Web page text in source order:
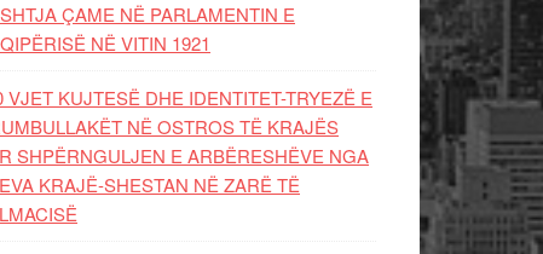
ÇAME NË PARLAMENTIN E
NË VITIN 1921
VJET KUJTESË DHE IDENTITET-TRYEZË E
NË OSTROS TË KRAJËS
SHPËRNGULJEN E ARBËRESHËVE NGA
KRAJË-SHESTAN NË ZARË TË